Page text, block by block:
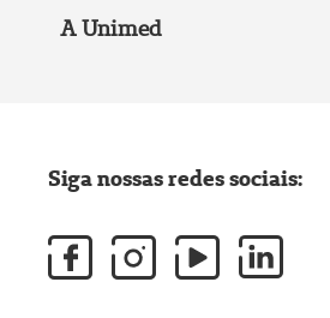
A Unimed
Siga nossas redes sociais: